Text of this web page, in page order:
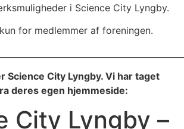
i Science City Lyngby.
for medlemmer af foreningen.
Science City Lyngby. Vi har taget
deres egen hjemmeside:
City Lyngby –